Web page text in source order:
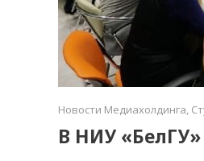
Новости Медиахолдинга,
В НИУ